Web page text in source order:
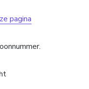
pagina